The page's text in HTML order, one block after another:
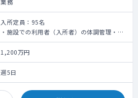
業務
入所定員：95名
・施設での利用者（入所者）の体調管理・処
方・診療情報提供書の作成等
・カンファレンスへの参加
・死亡確認と死亡診断書の作成
・各種委員会への参加
1,200万円
週5日